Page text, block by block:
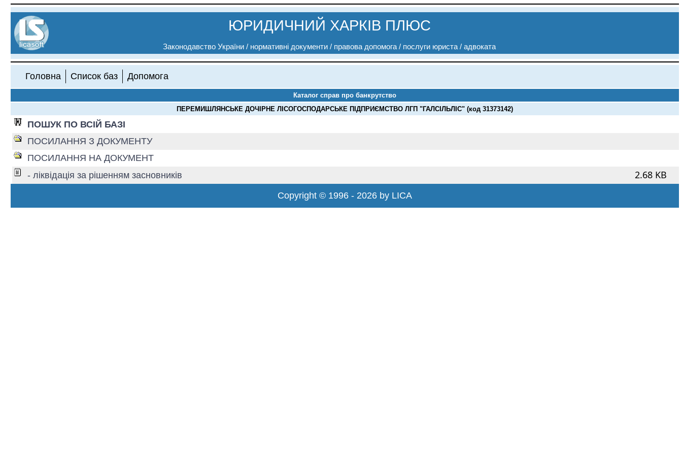
ЮРИДИЧНИЙ ХАРКІВ ПЛЮС
Законодавство України / нормативні документи / правова допомога / послуги юриста / адвоката
Головна Список баз Допомога
Каталог справ про банкрутство
ПЕРЕМИШЛЯНСЬКЕ ДОЧІРНЕ ЛІСОГОСПОДАРСЬКЕ ПІДПРИЄМСТВО ЛГП "ГАЛСІЛЬЛІС" (код 31373142)
ПОШУК ПО ВСІЙ БАЗІ
ПОСИЛАННЯ З ДОКУМЕНТУ
ПОСИЛАННЯ НА ДОКУМЕНТ
- ліквідація за рішенням засновників
2.68 KB
Copyright © 1996 - 2026 by LICA